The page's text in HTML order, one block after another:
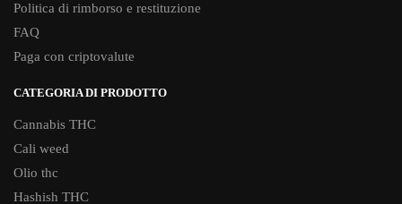
Politica di rimborso e restituzione
FAQ
Paga con criptovalute
CATEGORIA DI PRODOTTO
Cannabis THC
Cali weed
Olio thc
Hashish THC